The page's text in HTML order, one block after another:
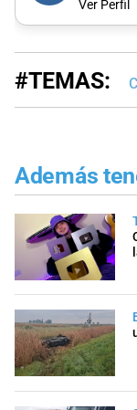
Ver Perfil
#TEMAS:
Además